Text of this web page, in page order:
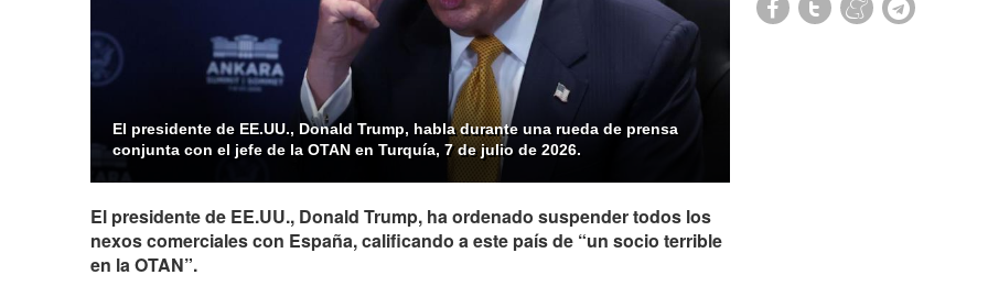
El presidente de EE.UU., Donald Trump, habla durante una rueda de prensa
conjunta con el jefe de la OTAN en Turquía, 7 de julio de 2026.
El presidente de EE.UU., Donald Trump, ha ordenado suspender todos los
nexos comerciales con España, calificando a este país de “un socio terrible
en la OTAN”.